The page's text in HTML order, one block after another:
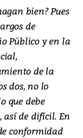
bien? Pues
de
Público y en la
de la
dos, no lo
que debe
así de difícil. En
conformidad